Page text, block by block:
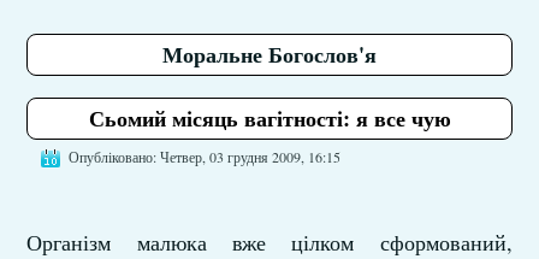
Моральне Богослов'я
Сьомий місяць вагітності: я все чую
Опубліковано: Четвер, 03 грудня 2009, 16:15
Організм малюка вже цілком сформований,